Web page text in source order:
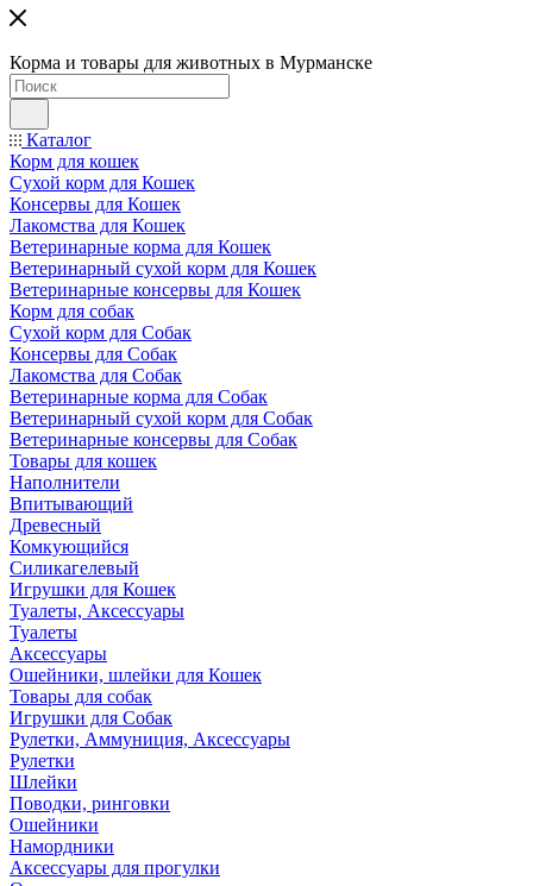
Корма и товары для животных в Мурманске
Каталог
Корм для кошек
Сухой корм для Кошек
Консервы для Кошек
Лакомства для Кошек
Ветеринарные корма для Кошек
Ветеринарный сухой корм для Кошек
Ветеринарные консервы для Кошек
Корм для собак
Сухой корм для Собак
Консервы для Собак
Лакомства для Собак
Ветеринарные корма для Собак
Ветеринарный сухой корм для Собак
Ветеринарные консервы для Собак
Товары для кошек
Наполнители
Впитывающий
Древесный
Комкующийся
Силикагелевый
Игрушки для Кошек
Туалеты, Аксессуары
Туалеты
Аксессуары
Ошейники, шлейки для Кошек
Товары для собак
Игрушки для Собак
Рулетки, Аммуниция, Аксессуары
Рулетки
Шлейки
Поводки, ринговки
Ошейники
Намордники
Аксессуары для прогулки